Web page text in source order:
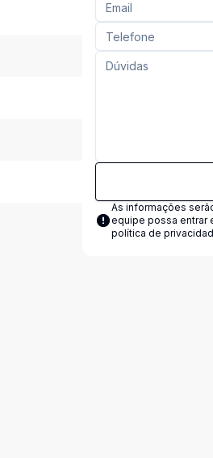
As informações
equipe possa entrar
política de